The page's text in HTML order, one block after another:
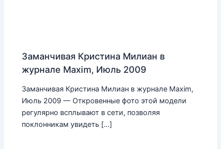
Заманчивая Кристина Милиан в
журнале Maxim, Июль 2009
Заманчивая Кристина Милиан в журнале Maxim,
Июль 2009 — Откровенные фото этой модели
регулярно всплывают в сети, позволяя
поклонникам увидеть […]